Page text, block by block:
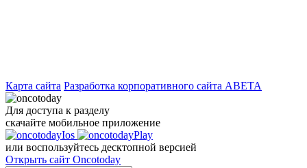
Карта сайта Разработка корпоративного сайта ABETA
Для доступа к разделу
скачайте мобильное приложение
или воспользуйтесь десктопной версией
Открыть сайт Oncotoday